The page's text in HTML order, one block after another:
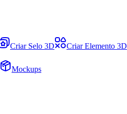
Criar Selo 3D Criar Elemento 3D
Mockups